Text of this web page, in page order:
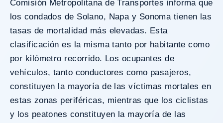
Comisión Metropolitana de Transportes informa que
los condados de Solano, Napa y Sonoma tienen las
tasas de mortalidad más elevadas. Esta
clasificación es la misma tanto por habitante como
por kilómetro recorrido. Los ocupantes de
vehículos, tanto conductores como pasajeros,
constituyen la mayoría de las víctimas mortales en
estas zonas periféricas, mientras que los ciclistas
y los peatones constituyen la mayoría de las